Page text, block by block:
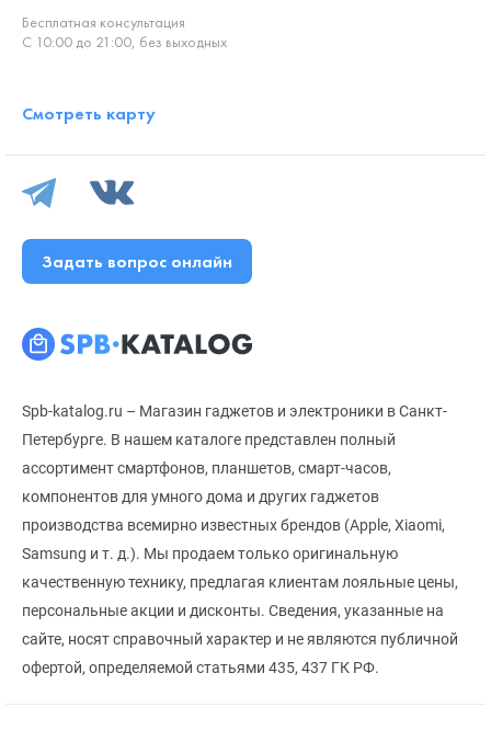
Spb-katalog.ru – Магазин гаджетов и электроники в Санкт-
Петербурге. В нашем каталоге представлен полный
ассортимент смартфонов, планшетов, смарт-часов,
компонентов для умного дома и других гаджетов
производства всемирно известных брендов (Apple, Xiaomi,
Samsung и т. д.). Мы продаем только оригинальную
качественную технику, предлагая клиентам лояльные цены,
персональные акции и дисконты. Сведения, указанные на
сайте, носят справочный характер и не являются публичной
офертой, определяемой статьями 435, 437 ГК РФ.
Бесплатная консультация
С 10:00 до 21:00, без выходных
Смотреть карту
Задать вопрос онлайн